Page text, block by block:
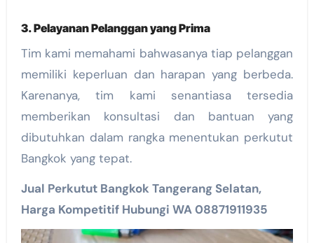
3. Pelayanan Pelanggan yang Prima
Tim kami memahami bahwasanya tiap pelanggan
memiliki keperluan dan harapan yang berbeda.
Karenanya, tim kami senantiasa tersedia
memberikan konsultasi dan bantuan yang
dibutuhkan dalam rangka menentukan perkutut
Bangkok yang tepat.
Jual Perkutut Bangkok Tangerang Selatan,
Harga Kompetitif Hubungi WA 08871911935